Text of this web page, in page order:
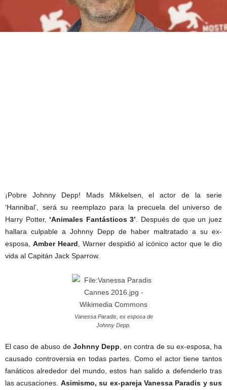
¡Pobre Johnny Depp! Mads Mikkelsen, el actor de la serie
‘Hannibal’, será su reemplazo para la precuela del universo de
Harry Potter, ‘Animales Fantásticos 3’ . Después de que un juez
hallara culpable a Johnny Depp de haber maltratado a su ex-
esposa, Amber Heard , Warner despidió al icónico actor que le dio
vida al Capitán Jack Sparrow.
Vanessa Paradis, ex esposa de
Johnny Depp.
El caso de abuso de Johnny Depp , en contra de su ex-esposa, ha
causado controversia en todas partes. Como el actor tiene tantos
fanáticos alrededor del mundo, estos han salido a defenderlo tras
las acusaciones. Asimismo, su ex-pareja Vanessa Paradis y sus